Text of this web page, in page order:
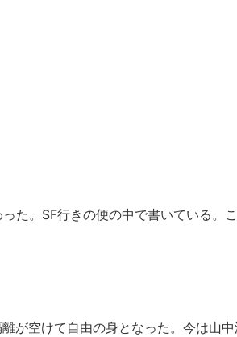
た。SF行きの便の中で書いている。
空けて自由の身となった。今は山